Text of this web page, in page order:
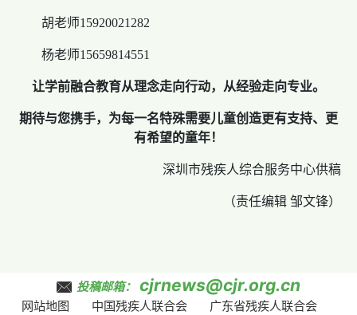
胡老师15920021282
杨老师15659814551
让学前融合教育从理念走向行动，从经验走向专业。
期待与您携手，为每一名特殊需要儿童创造更有支持、更
有希望的童年！
深圳市残疾人综合服务中心供稿
（责任编辑 邹文锋）
投稿邮箱： cjrnews@cjr.org.cn
网站地图 中国残疾人联合会
广东省残疾人联合会